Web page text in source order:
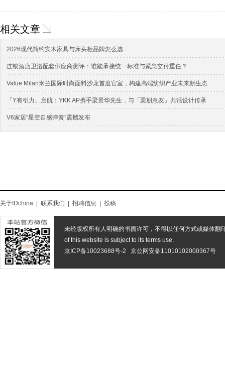
相关文章
2026现代简约实木家具与床头柜品牌怎么选
连锁酒店卫浴配套供应商测评：谁能承接统一标准与紧急交付重任？
Value Milan米兰国际时尚面料沙龙首度官宣，构建高端纺织产业未来新生态
「Y有引力」启航：YKK AP携手梁景华先生，与「梁朋意友」共话设计传承
V6家居“星空自感弹簧”震撼发布
关于IDchina 联系我们 招聘信息 投稿
未经版权所有人明确的书面许可，不得以任何方式或媒体翻
of this website is subject to its terms use.
京ICP备10023688号-2
京公网安备11010102000367号